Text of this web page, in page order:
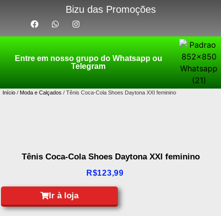
Bizu das Promoções
Entre em nosso grupo do Whatsapp ou
Telegram
Início / Moda e Calçados / Tênis Coca-Cola Shoes Daytona XXI feminino
Tênis Coca-Cola Shoes Daytona XXI feminino
R$123,99
Ir à loja